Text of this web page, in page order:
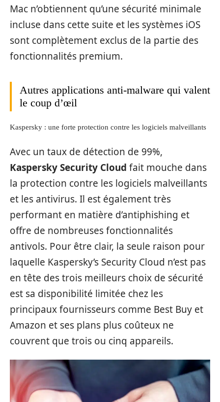
Mac n’obtiennent qu’une sécurité minimale
incluse dans cette suite et les systèmes iOS
sont complètement exclus de la partie des
fonctionnalités premium.
Autres applications anti-malware qui valent
le coup d’œil
Kaspersky : une forte protection contre les logiciels malveillants
Avec un taux de détection de 99%,
Kaspersky Security Cloud fait mouche dans
la protection contre les logiciels malveillants
et les antivirus. Il est également très
performant en matière d’antiphishing et
offre de nombreuses fonctionnalités
antivols. Pour être clair, la seule raison pour
laquelle Kaspersky’s Security Cloud n’est pas
en tête des trois meilleurs choix de sécurité
est sa disponibilité limitée chez les
principaux fournisseurs comme Best Buy et
Amazon et ses plans plus coûteux ne
couvrent que trois ou cinq appareils.